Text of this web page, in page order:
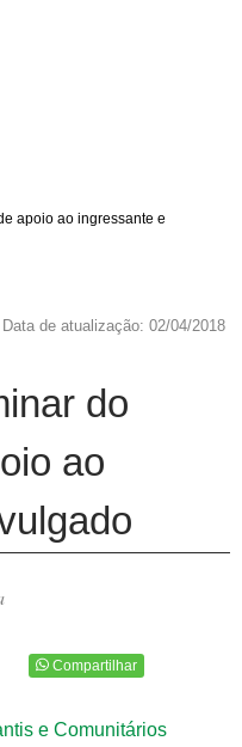
apoio ao ingressante e
Data de atualização: 02/04/2018
do
ao
Compartilhar
e Comunitários